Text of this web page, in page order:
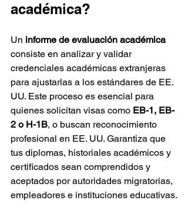
académica?
Un informe de evaluación académica
consiste en analizar y validar
credenciales académicas extranjeras
para ajustarlas a los estándares de EE.
UU. Este proceso es esencial para
quienes solicitan visas como EB-1, EB-
2 o H-1B, o buscan reconocimiento
profesional en EE. UU. Garantiza que
tus diplomas, historiales académicos y
certificados sean comprendidos y
aceptados por autoridades migratorias,
empleadores e instituciones educativas.